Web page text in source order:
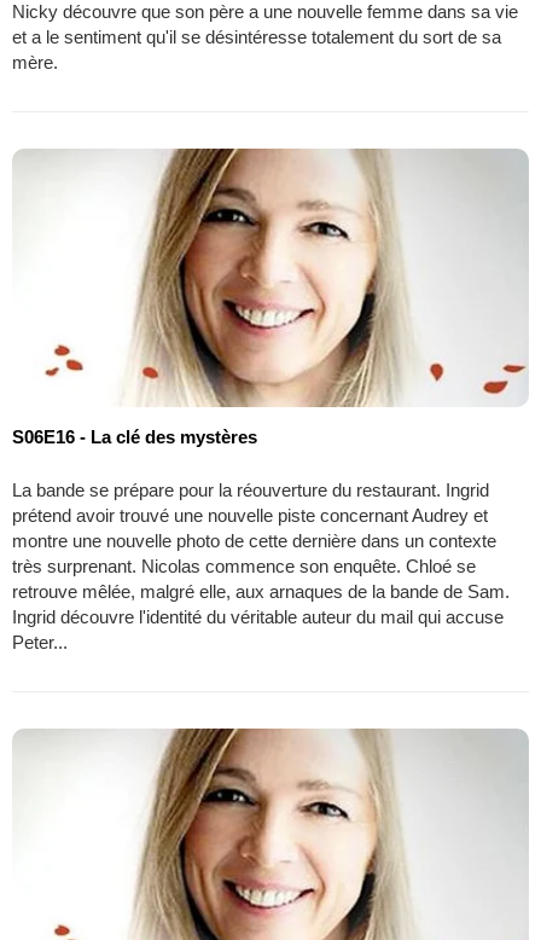
Nicky découvre que son père a une nouvelle femme dans sa vie
et a le sentiment qu'il se désintéresse totalement du sort de sa
mère.
S06E16 - La clé des mystères
La bande se prépare pour la réouverture du restaurant. Ingrid
prétend avoir trouvé une nouvelle piste concernant Audrey et
montre une nouvelle photo de cette dernière dans un contexte
très surprenant. Nicolas commence son enquête. Chloé se
retrouve mêlée, malgré elle, aux arnaques de la bande de Sam.
Ingrid découvre l'identité du véritable auteur du mail qui accuse
Peter...